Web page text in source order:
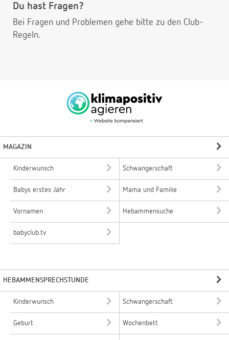
Du hast Fragen?
Bei Fragen und Problemen gehe bitte zu den Club-
Regeln.
MAGAZIN
Kinderwunsch Schwangerschaft
Babys erstes Jahr Mama und Familie
Vornamen Hebammensuche
babyclub.tv
HEBAMMENSPRECHSTUNDE
Kinderwunsch Schwangerschaft
Geburt Wochenbett